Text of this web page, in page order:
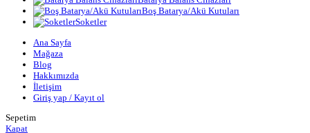
Boş Batarya/Akü Kutuları
Soketler
Ana Sayfa
Mağaza
Blog
Hakkımızda
İletişim
Giriş yap / Kayıt ol
Sepetim
Kapat